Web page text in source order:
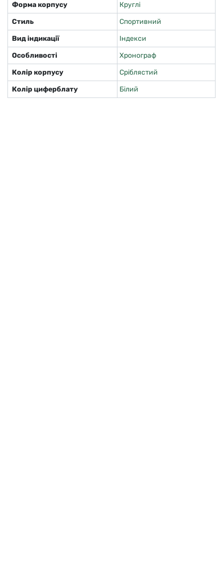
Форма корпусу
Круглі
Стиль
Спортивний
Вид індикації
Індекси
Особливості
Хронограф
Колір корпусу
Сріблястий
Колір циферблату
Білий